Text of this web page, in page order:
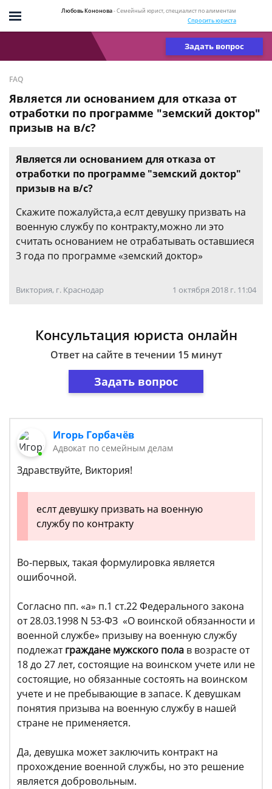
Любовь Кононова- Семейный юрист, специалист по алиментам
Спросить юриста
Задать вопрос
FAQ
Является ли основанием для отказа от
отработки по программе "земский доктор"
призыв на в/с?
Является ли основанием для отказа от
отработки по программе "земский доктор"
призыв на в/с?
Скажите пожалуйста,а еслт девушку призвать на
военную службу по контракту,можно ли это
считать основанием не отрабатывать оставшиеся
3 года по программе «земский доктор»
Виктория, г. Краснодар 1 октября 2018 г. 11:04
Консультация юриста онлайн
Ответ на сайте в течении 15 минут
Задать вопрос
Игорь Горбачёв
Адвокат по семейным делам
Здравствуйте, Виктория!
еслт девушку призвать на военную
службу по контракту
Во-первых, такая формулировка является
ошибочной.
Согласно пп. «а» п.1 ст.22 Федерального закона
от 28.03.1998 N 53-ФЗ «О воинской обязанности и
военной службе» призыву на военную службу
подлежатграждане мужского пола в возрасте от
18 до 27 лет, состоящие на воинском учете или не
состоящие, но обязанные состоять на воинском
учете и не пребывающие в запасе. К девушкам
понятия призыва на военную службу в нашей
стране не применяется.
Да, девушка может заключить контракт на
прохождение военной службы, но это решение
является добровольным.